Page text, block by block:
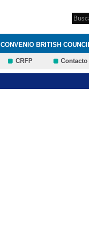
CONVENIO BRITISH
CRFP Contacto